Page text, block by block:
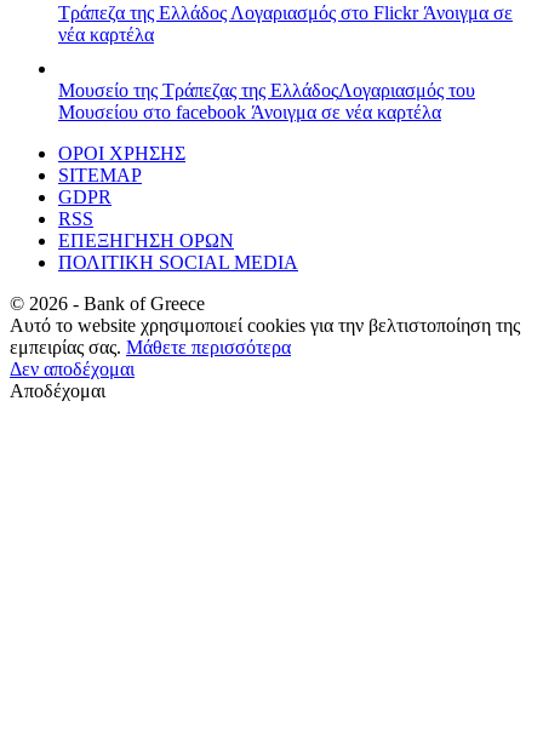
Τράπεζα της Ελλάδος Λογαριασμός στο FlickrΆνοιγμα σε
νέα καρτέλα
Μουσείο της Τράπεζας της ΕλλάδοςΛογαριασμός του
Μουσείου στο facebook Άνοιγμα σε νέα καρτέλα
ΟΡΟΙ ΧΡΗΣΗΣ
SITEMAP
GDPR
RSS
ΕΠΕΞΗΓΗΣΗ ΟΡΩΝ
ΠΟΛΙΤΙΚΗ SOCIAL MEDIA
© 2026 - Bank of Greece
Αυτό το website χρησιμοποιεί cookies για την βελτιστοποίηση της
εμπειρίας σας. Μάθετε περισσότερα
Δεν αποδέχομαι
Αποδέχομαι